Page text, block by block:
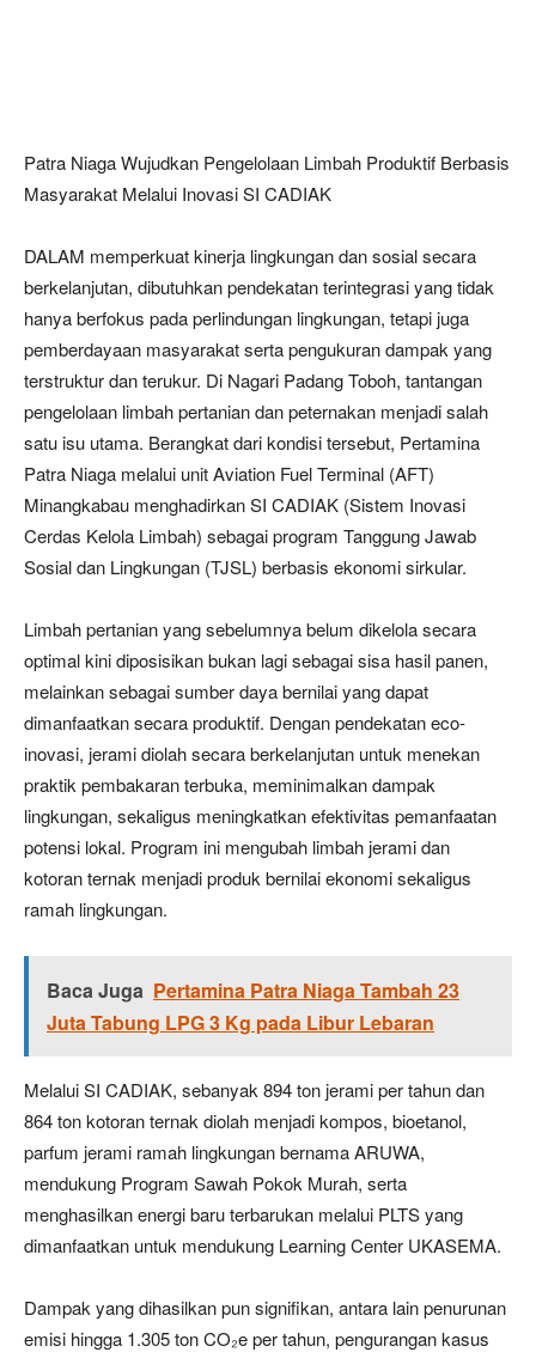
Patra Niaga Wujudkan Pengelolaan Limbah Produktif Berbasis
Masyarakat Melalui Inovasi SI CADIAK
DALAM memperkuat kinerja lingkungan dan sosial secara
berkelanjutan, dibutuhkan pendekatan terintegrasi yang tidak
hanya berfokus pada perlindungan lingkungan, tetapi juga
pemberdayaan masyarakat serta pengukuran dampak yang
terstruktur dan terukur. Di Nagari Padang Toboh, tantangan
pengelolaan limbah pertanian dan peternakan menjadi salah
satu isu utama. Berangkat dari kondisi tersebut, Pertamina
Patra Niaga melalui unit Aviation Fuel Terminal (AFT)
Minangkabau menghadirkan SI CADIAK (Sistem Inovasi
Cerdas Kelola Limbah) sebagai program Tanggung Jawab
Sosial dan Lingkungan (TJSL) berbasis ekonomi sirkular.
Limbah pertanian yang sebelumnya belum dikelola secara
optimal kini diposisikan bukan lagi sebagai sisa hasil panen,
melainkan sebagai sumber daya bernilai yang dapat
dimanfaatkan secara produktif. Dengan pendekatan eco-
inovasi, jerami diolah secara berkelanjutan untuk menekan
praktik pembakaran terbuka, meminimalkan dampak
lingkungan, sekaligus meningkatkan efektivitas pemanfaatan
potensi lokal. Program ini mengubah limbah jerami dan
kotoran ternak menjadi produk bernilai ekonomi sekaligus
ramah lingkungan.
Baca Juga Pertamina Patra Niaga Tambah 23
Juta Tabung LPG 3 Kg pada Libur Lebaran
Melalui SI CADIAK, sebanyak 894 ton jerami per tahun dan
864 ton kotoran ternak diolah menjadi kompos, bioetanol,
parfum jerami ramah lingkungan bernama ARUWA,
mendukung Program Sawah Pokok Murah, serta
menghasilkan energi baru terbarukan melalui PLTS yang
dimanfaatkan untuk mendukung Learning Center UKASEMA.
Dampak yang dihasilkan pun signifikan, antara lain penurunan
emisi hingga 1.305 ton CO₂e per tahun, pengurangan kasus